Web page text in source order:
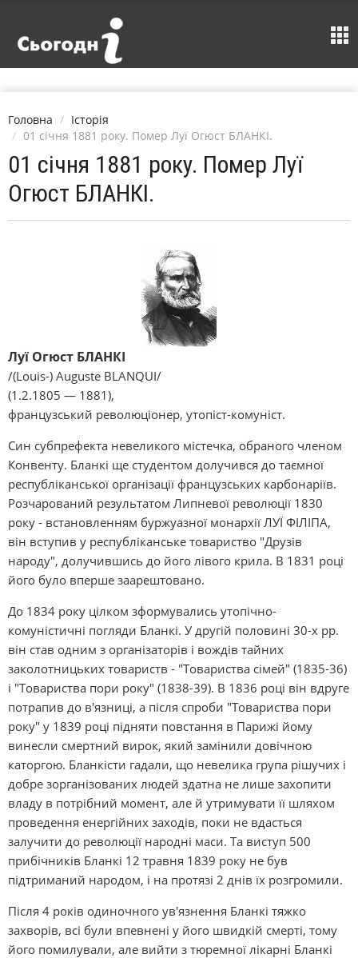
Головна
Історія
01 січня 1881 року. Помер Луї Огюст БЛАНКІ.
01 січня 1881 року. Помер Луї
Огюст БЛАНКІ.
Луї Огюст БЛАНКІ
/(Louis-) Auguste BLANQUI/
(1.2.1805 — 1881),
французський революціонер, утопіст-комуніст.
Син субпрефекта невеликого містечка, обраного членом
Конвенту. Бланкі ще студентом долучився до таємної
республіканської організації французських карбонаріїв.
Розчарований результатом Липневої революції 1830
року - встановленням буржуазної монархії ЛУЇ ФІЛІПА,
він вступив у республіканське товариство "Друзів
народу", долучившись до його лівого крила. В 1831 році
його було вперше заарештовано.
До 1834 року цілком зформувались утопічно-
комуністичні погляди Бланкі. У другій половині 30-х рр.
він став одним з організаторів і вождів тайних
заколотницьких товариств - "Товариства сімей" (1835-36)
і "Товариства пори року" (1838-39). В 1836 році він вдруге
потрапив до в'язниці, а після спроби "Товариства пори
року" у 1839 році підняти повстання в Парижі йому
винесли смертний вирок, який замінили довічною
каторгою. Бланкісти гадали, що невелика група рішучих і
добре зорганізованих людей здатна не лише захопити
владу в потрібний момент, але й утримувати її шляхом
проведення енергійних заходів, поки не вдасться
залучити до революції народні маси. Та виступ 500
прибічників Бланкі 12 травня 1839 року не був
підтриманий народом, і на протязі 2 днів їх розгромили.
Після 4 років одиночного ув'язнення Бланкі тяжко
захворів, всі були впевнені у його швидкій смерті, тому
його помилували, але вийти з тюремної лікарні Бланкі